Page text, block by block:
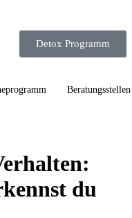
Detox Programm
Beratungsstellen
du